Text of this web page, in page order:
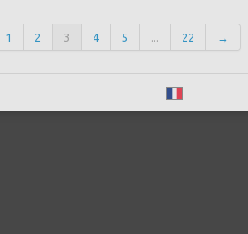
1 2 3 4 5 ... 22 →